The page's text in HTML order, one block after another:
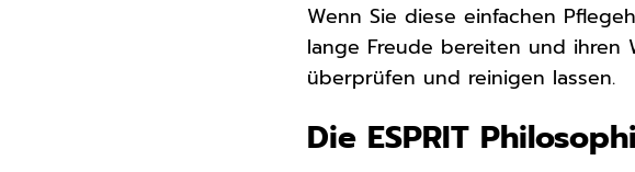
Wenn Sie diese einfachen
lange Freude bereiten und ihren
überprüfen und reinigen lassen.
Die ESPRIT